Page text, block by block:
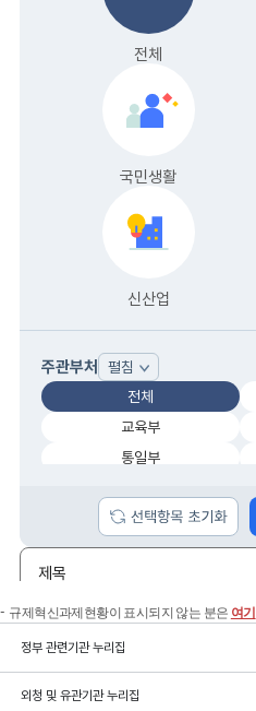
규제혁신과제현황이 표시되지 않는 분은 여기
정부 관련기관 누리집
외청 및 유관기관 누리집